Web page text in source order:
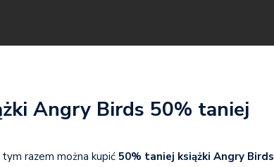
Angry Birds 50% taniej
razem można kupić50% taniej książki Angry Birds